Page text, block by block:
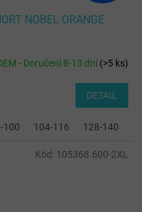
NOBEL ORANGE
- Doručení 8-13 dní(>5 ks)
DETAIL
100 104-116 128-140
Kód: 105368.600-2XL